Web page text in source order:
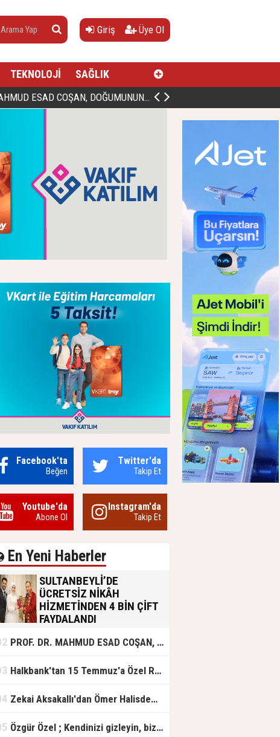
Giriş Üye Ol
TEKNOLOJİ SAĞLIK
COŞAN, DOĞUMUNUN HİCRÎ 91. YILINDA ELAZIĞ'DA YÂD EDİLECEK
Facebook'ta
Beğen
Twitter'da
Takip Et
Youtube'da
Abone Ol
Instagram'da
Takip Et
En Yeni Haberler
SULTANBEYLİ’DE
ÜCRETSİZ NİKÂH
HİZMETİNDEN 4 BİN ÇİFT
FAYDALANDI
olan gençlere destek amacıyla
başlattığı ücretsiz nikâh hizmetini
başlattıklarını belirten Sultanbeyli
ücretsiz hizmet vermenin
PROF. DR. MAHMUD ESAD COŞAN, DOĞUMUNUN HİCRÎ 91. YILINDA ELAZIĞ'DA YÂD EDİLECEK
Halkbank'tan 15 Temmuz'a Özel Reklam Filmi: "İrade Bizim, Zafer Bizim"
Zekai Aksakallı'dan Ömer Halisdemir'e 'vefa' ziyareti!
Özgür Özel ; Kendinizi gizleyin, bizden işaret bekleyin